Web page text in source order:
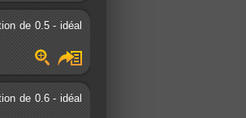
de 0.5 - idéal
de 0.6 - idéal